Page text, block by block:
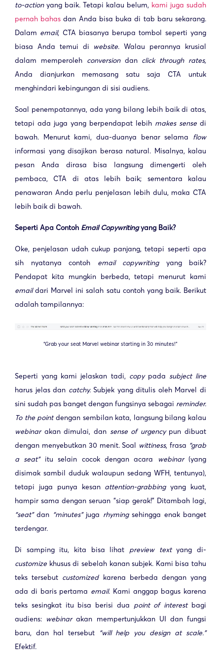
to-actionyang baik. Tetapi kalau belum, kami juga sudah
pernah bahas dan Anda bisa buka di tab baru sekarang.
Dalam email, CTA biasanya berupa tombol seperti yang
biasa Anda temui di website. Walau perannya krusial
dalam memperoleh conversion dan click through rates,
Anda dianjurkan memasang satu saja CTA untuk
menghindari kebingungan di sisi audiens.
Soal penempatannya, ada yang bilang lebih baik di atas,
tetapi ada juga yang berpendapat lebih makes sense di
bawah. Menurut kami, dua-duanya benar selama flow
informasi yang disajikan berasa natural. Misalnya, kalau
pesan Anda dirasa bisa langsung dimengerti oleh
pembaca, CTA di atas lebih baik; sementara kalau
penawaran Anda perlu penjelasan lebih dulu, maka CTA
lebih baik di bawah.
Seperti Apa Contoh Email Copywritingyang Baik?
Oke, penjelasan udah cukup panjang, tetapi seperti apa
sih nyatanya contoh email copywriting yang baik?
Pendapat kita mungkin berbeda, tetapi menurut kami
emaildari Marvel ini salah satu contoh yang baik. Berikut
adalah tampilannya:
“Grab your seat Marvel webinar starting in 30 minutes!”
Seperti yang kami jelaskan tadi, copy pada subject line
harus jelas dan catchy.Subjek yang ditulis oleh Marvel di
sini sudah pas banget dengan fungsinya sebagai reminder.
To the pointdengan sembilan kata, langsung bilang kalau
webinarakan dimulai, dan sense of urgency pun dibuat
dengan menyebutkan 30 menit. Soal wittiness, frasa “grab
a seat” itu selain cocok dengan acara webinar(yang
disimak sambil duduk walaupun sedang WFH, tentunya),
tetapi juga punya kesan attention-grabbingyang kuat,
hampir sama dengan seruan “siap gerak!” Ditambah lagi,
“seat”dan “minutes”juga rhymingsehingga enak banget
terdengar.
Di samping itu, kita bisa lihat preview textyang di-
customize khusus di sebelah kanan subjek. Kami bisa tahu
teks tersebut customized karena berbeda dengan yang
ada di baris pertama email. Kami anggap bagus karena
teks sesingkat itu bisa berisi dua point of interest bagi
audiens: webinarakan mempertunjukkan UI dan fungsi
baru, dan hal tersebut
“will help you design at scale.”
Efektif.